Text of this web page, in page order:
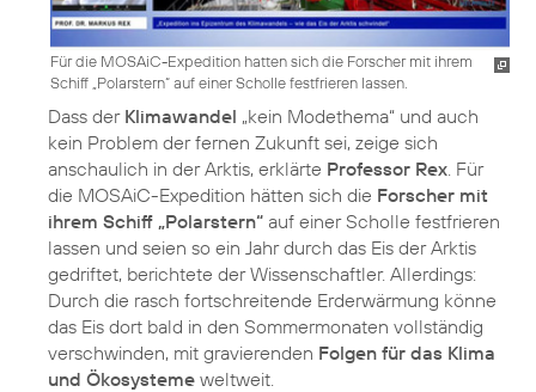
Für die MOSAiC-Expedition hatten sich die Forscher mit ihrem
Schiff „Polarstern“ auf einer Scholle festfrieren lassen.
Dass der Klimawandel „kein Modethema“ und auch
kein Problem der fernen Zukunft sei, zeige sich
anschaulich in der Arktis, erklärte Professor Rex . Für
die MOSAiC-Expedition hätten sich die Forscher mit
ihrem Schiff „Polarstern“ auf einer Scholle festfrieren
lassen und seien so ein Jahr durch das Eis der Arktis
gedriftet, berichtete der Wissenschaftler. Allerdings:
Durch die rasch fortschreitende Erderwärmung könne
das Eis dort bald in den Sommermonaten vollständig
verschwinden, mit gravierenden Folgen für das Klima
und Ökosysteme weltweit.